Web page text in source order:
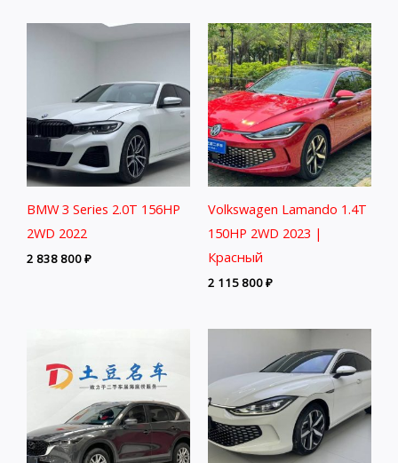
BMW 3 Series 2.0T 156HP
2WD 2022
2 838 800₽
Volkswagen Lamando 1.4T
150HP 2WD 2023 |
Красный
2 115 800₽